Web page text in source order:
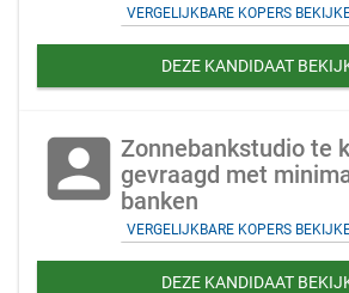
VERGELIJKBARE KOPERS
DEZE KANDIDAAT
account_box Zonnebankstudio te
gevraagd met
banken
VERGELIJKBARE KOPERS
DEZE KANDIDAAT